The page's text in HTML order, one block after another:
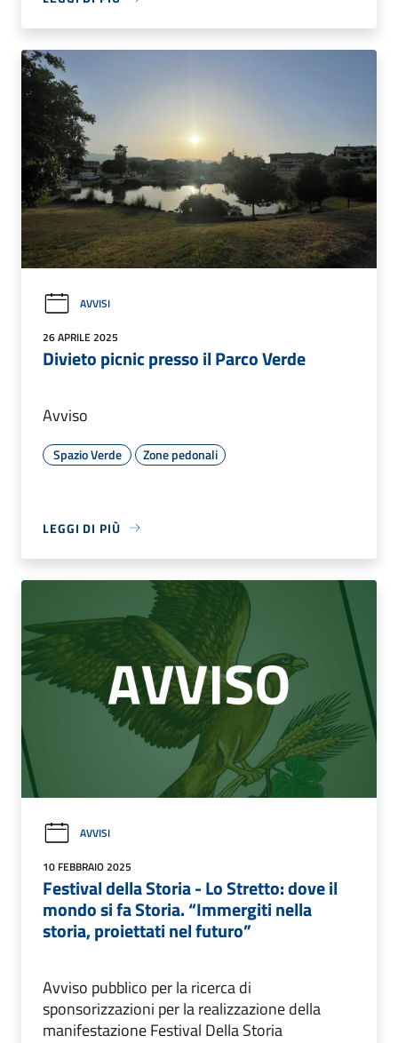
AVVISI
26 APRILE 2025
Divieto picnic presso il Parco Verde
Avviso
Spazio Verde Zone pedonali
LEGGI DI PIÙ
AVVISI
10 FEBBRAIO 2025
Festival della Storia - Lo Stretto: dove il
mondo si fa Storia. “Immergiti nella
storia, proiettati nel futuro”
Avviso pubblico per la ricerca di
sponsorizzazioni per la realizzazione della
manifestazione Festival Della Storia